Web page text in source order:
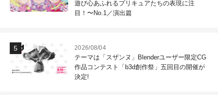
遊び心あふれるプリキュアたちの表現に注
目！〜No.1／演出篇
2026/08/04
テーマは「スザンヌ」Blenderユーザー限定CG
作品コンテスト「b3d創作祭」五回目の開催が
決定!